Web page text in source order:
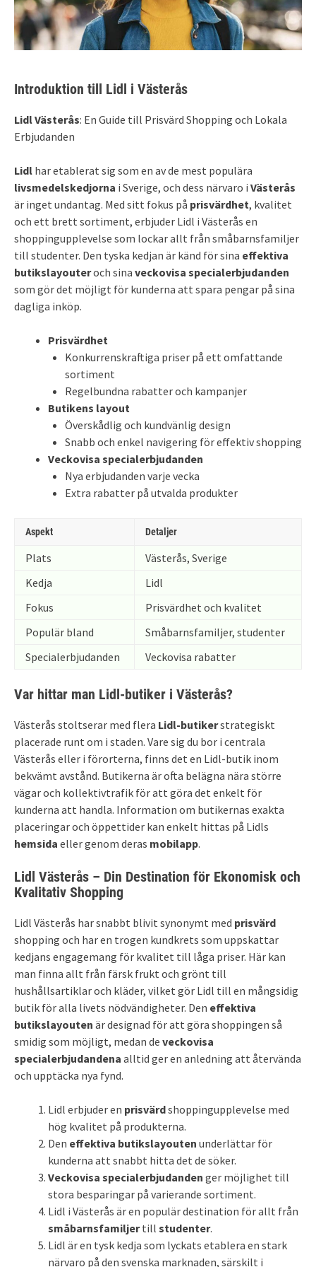
Introduktion till Lidl i Västerås
Lidl Västerås: En Guide till Prisvärd Shopping och Lokala
Erbjudanden
Lidl har etablerat sig som en av de mest populära
livsmedelskedjorna i Sverige, och dess närvaro i Västerås
är inget undantag. Med sitt fokus på prisvärdhet, kvalitet
och ett brett sortiment, erbjuder Lidl i Västerås en
shoppingupplevelse som lockar allt från småbarnsfamiljer
till studenter. Den tyska kedjan är känd för sina effektiva
butikslayouteroch sina veckovisa specialerbjudanden
som gör det möjligt för kunderna att spara pengar på sina
dagliga inköp.
Prisvärdhet
Konkurrenskraftiga priser på ett omfattande
sortiment
Regelbundna rabatter och kampanjer
Butikens layout
Överskådlig och kundvänlig design
Snabb och enkel navigering för effektiv shopping
Veckovisa specialerbjudanden
Nya erbjudanden varje vecka
Extra rabatter på utvalda produkter
Aspekt Detaljer
Plats
Västerås, Sverige
Kedja
Lidl
Fokus
Prisvärdhet och kvalitet
Populär bland
Småbarnsfamiljer, studenter
Specialerbjudanden
Veckovisa rabatter
Var hittar man Lidl-butiker i Västerås?
Västerås stoltserar med flera Lidl-butikerstrategiskt
placerade runt om i staden. Vare sig du bor i centrala
Västerås eller i förorterna, finns det en Lidl-butik inom
bekvämt avstånd. Butikerna är ofta belägna nära större
vägar och kollektivtrafik för att göra det enkelt för
kunderna att handla. Information om butikernas exakta
placeringar och öppettider kan enkelt hittas på Lidls
hemsida eller genom deras mobilapp.
Lidl Västerås – Din Destination för Ekonomisk och
Kvalitativ Shopping
Lidl Västerås har snabbt blivit synonymt med prisvärd
shopping och har en trogen kundkrets som uppskattar
kedjans engagemang för kvalitet till låga priser. Här kan
man finna allt från färsk frukt och grönt till
hushållsartiklar och kläder, vilket gör Lidl till en mångsidig
butik för alla livets nödvändigheter. Den effektiva
butikslayouten är designad för att göra shoppingen så
smidig som möjligt, medan de veckovisa
specialerbjudandena alltid ger en anledning att återvända
och upptäcka nya fynd.
Lidl erbjuder en prisvärdshoppingupplevelse med
hög kvalitet på produkterna.
Den effektiva butikslayouten underlättar för
kunderna att snabbt hitta det de söker.
Veckovisa specialerbjudanden ger möjlighet till
stora besparingar på varierande sortiment.
Lidl i Västerås är en populär destination för allt från
småbarnsfamiljertill studenter.
Lidl är en tysk kedja som lyckats etablera en stark
närvaro på den svenska marknaden, särskilt i